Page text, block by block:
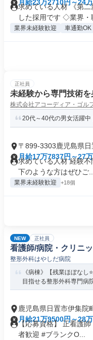
月給23万2710円～24
求めている人材 《第
した採用です ◇業界・
業界未経験歓迎 車通勤OK
正社員
未経験から専門技術
株式会社アコーディア・ゴル
20代～40代の男女活躍
〒899-3303鹿児島県
月給17万7837円～27
求めている人材 経験
下のような方はぜひご...
業界未経験歓迎 +18個
NEW 正社員
看護師/病院・クリニ
整形外科はやしだ病院
《病棟》【残業ほぼな
目指せる整形外科専門病
鹿児島県日置市伊集院
月給21万9500円～28
【応募資格】 正看護
者歓迎 #ブランクO...